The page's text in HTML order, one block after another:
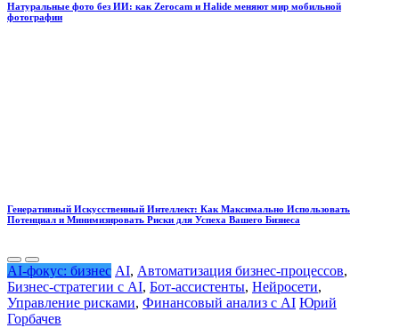
Натуральные фото без ИИ: как Zerocam и Halide меняют мир мобильной
фотографии
Генеративный Искусственный Интеллект: Как Максимально Использовать
Потенциал и Минимизировать Риски для Успеха Вашего Бизнеса
AI-фокус: бизнес AI, Автоматизация бизнес-процессов,
Бизнес-стратегии с AI, Бот-ассистенты, Нейросети,
Управление рисками, Финансовый анализ с AI Юрий
Горбачев